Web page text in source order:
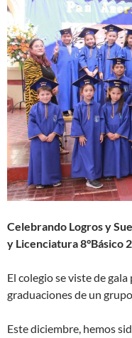
Celebrando Logros y
y Licenciatura 8°Básico
El colegio se viste de
graduaciones de un
Este diciembre, hemos